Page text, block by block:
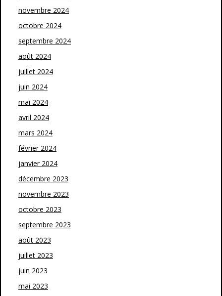
novembre 2024
octobre 2024
septembre 2024
août 2024
juillet 2024
juin 2024
mai 2024
avril 2024
mars 2024
février 2024
janvier 2024
décembre 2023
novembre 2023
octobre 2023
septembre 2023
août 2023
juillet 2023
juin 2023
mai 2023